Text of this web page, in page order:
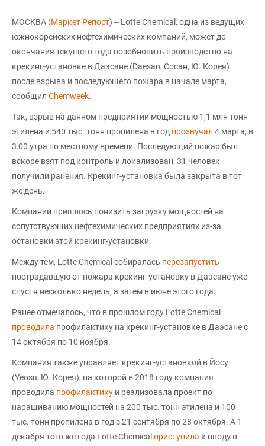
МОСКВА (Маркет Репорт) -- Lotte Chemical, одна из ведущих
южнокорейских нефтехимических компаний, может до
окончания текущего года возобновить производство на
крекинг-установке в Даэсане (Daesan, Сосан, Ю. Корея)
после взрыва и последующего пожара в начале марта,
сообщил Chemweek.
Так, взрыв на данном предприятии мощностью 1,1 млн тонн
этилена и 540 тыс. тонн пропилена в год прозвучал 4 марта, в
3:00 утра по местному времени. Последующий пожар был
вскоре взят под контроль и локализован, 31 человек
получили ранения. Крекинг-установка была закрыта в тот
же день.
Компании пришлось понизить загрузку мощностей на
сопутствующих нефтехимических предприятиях из-за
остановки этой крекинг-установки.
Между тем, Lotte Chemical собиралась перезапустить
пострадавшую от пожара крекинг-установку в Даэсане уже
спустя несколько недель, а затем в июне этого года.
Ранее отмечалось, что в прошлом году Lotte Chemical
проводила профилактику на крекинг-установке в Даэсане с
14 октября по 10 ноября.
Компания также управляет крекинг-установкой в Йосу
(Yeosu, Ю. Корея), на которой в 2018 году компания
проводила профилактику и реализовала проект по
наращиванию мощностей на 200 тыс. тонн этилена и 100
тыс. тонн пропилена в год с 21 сентября по 28 октября. А 1
декабря того же года Lotte Chemical приступила к вводу в